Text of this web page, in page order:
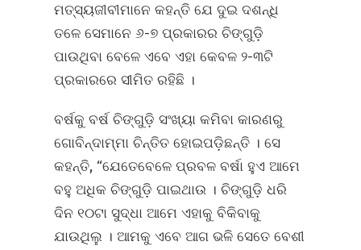
ମତ୍ସ୍ୟଜୀବୀମାନେ କହନ୍ତି ଯେ ଦୁଇ ଦଶନ୍ଧି
ତଳେ ସେମାନେ ୬-୭ ପ୍ରକାରର ଚିଙ୍ଗୁଡ଼ି
ପାଉଥିବା ବେଳେ ଏବେ ଏହା କେବଳ ୨-୩ଟି
ପ୍ରକାରରେ ସୀମିତ ରହିଛି ।
ବର୍ଷକୁ ବର୍ଷ ଚିଙ୍ଗୁଡ଼ି ସଂଖ୍ୟା କମିବା କାରଣରୁ
ଗୋବିନ୍ଦାମ୍ମା ଚିନ୍ତିତ ହୋଇପଡ଼ିଛନ୍ତି । ସେ
କହନ୍ତି, “ଯେତେବେଳେ ପ୍ରବଳ ବର୍ଷା ହୁଏ ଆମେ
ବହୁ ଅଧିକ ଚିଙ୍ଗୁଡ଼ି ପାଇଥାଉ । ଚିଙ୍ଗୁଡ଼ି ଧରି
ଦିନ ୧୦ଟା ସୁଦ୍ଧା ଆମେ ଏହାକୁ ବିକିବାକୁ
ଯାଉଥିଲୁ । ଆମକୁ ଏବେ ଆଗ ଭଳି ସେତେ ବେଶୀ